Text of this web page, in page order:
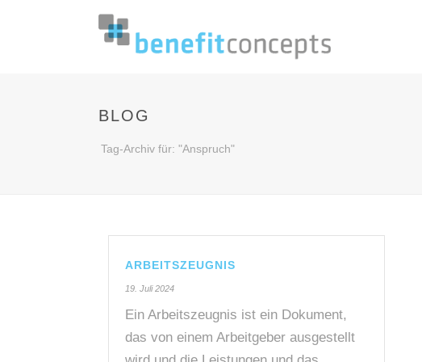
BLOG
Tag-Archiv für: "Anspruch"
ARBEITSZEUGNIS
19. Juli 2024
Ein Arbeitszeugnis ist ein Dokument,
das von einem Arbeitgeber ausgestellt